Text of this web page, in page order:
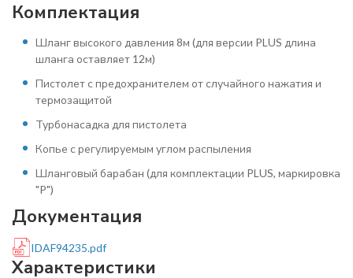
Комплектация
Шланг высокого давления 8м (для версии PLUS длина
шланга оставляет 12м)
Пистолет с предохранителем от случайного нажатия и
термозащитой
Турбонасадка для пистолета
Копье с регулируемым углом распыления
Шланговый барабан (для комплектации PLUS, маркировка
"P")
Документация
IDAF94235.pdf
Характеристики